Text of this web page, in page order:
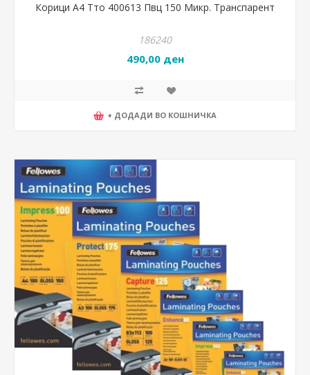
Корици А4 Тто 400613 Пвц 150 Микр. Транспарент
186240
490,00 ден
+ ДОДАДИ ВО КОШНИЧКА